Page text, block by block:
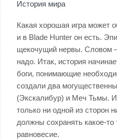
История мира
Какая хорошая игра может
и в Blade Hunter он есть.
щекочущий нервы. Словом
надо. Итак, история
боги, понимающие
создали два
(Экскалибур) и Меч Тьмы.
только ни одной из сторон
должны сохранять какое-то
равновесие.